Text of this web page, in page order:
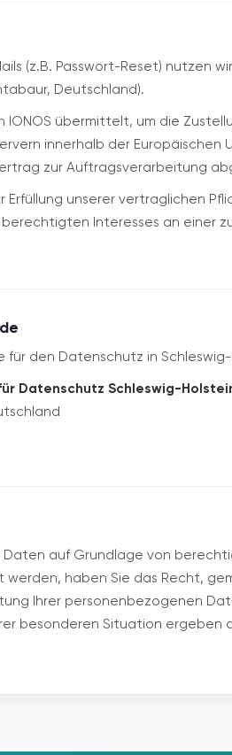
(z.B. Passwort-Reset) nutzen
Deutschland).
IONOS übermittelt, um die
innerhalb der Europäischen
zur Auftragsverarbeitung
Erfüllung unserer vertraglichen
Interesses an einer
den Datenschutz in
Datenschutz Schleswig-
auf Grundlage von
werden, haben Sie das Recht,
Ihrer personenbezogenen
besonderen Situation ergeben